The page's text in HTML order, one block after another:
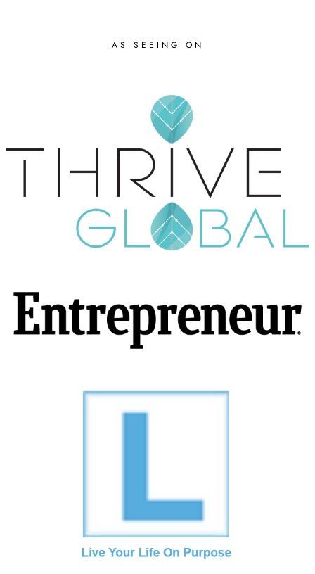
AS SEEING ON